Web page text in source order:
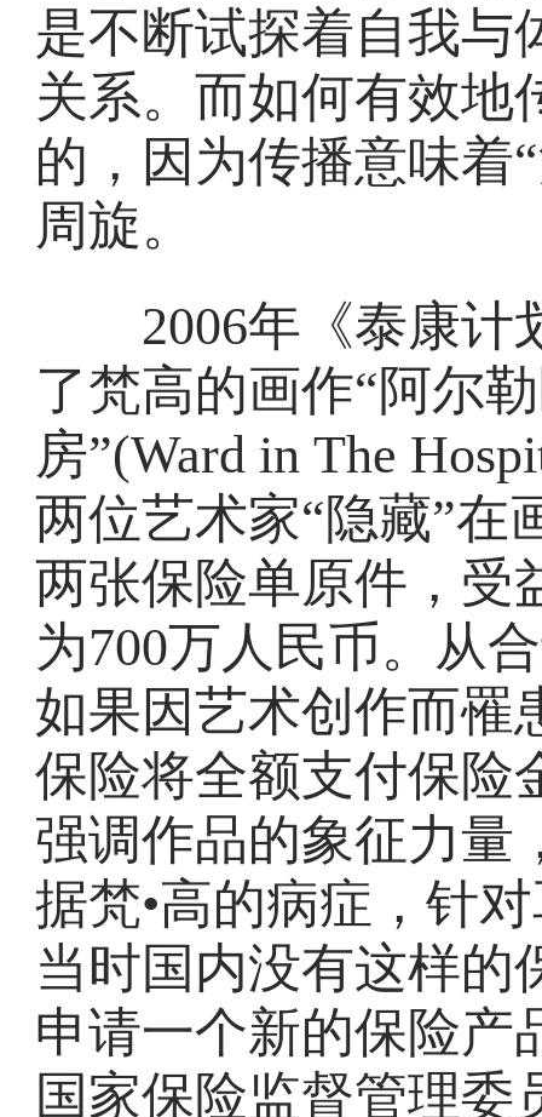
是不断试探着自我与
关系。而如何有效地
的，因为传播意味着
周旋。
2006年《泰康计
了梵高的画作“阿尔
房”(Ward in The
两位艺术家“隐藏”在
两张保险单原件，受
为700万人民币。从
如果因艺术创作而罹
保险将全额支付保险
强调作品的象征力量
据梵•高的病症，针
当时国内没有这样的
申请一个新的保险产
国家保险监督管理委